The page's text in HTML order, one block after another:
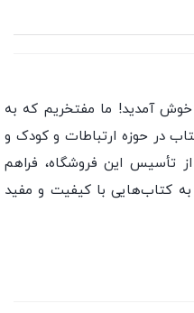
آمدید! ما مفتخریم که به
در حوزه ارتباطات و کودک و
تأسیس این فروشگاه، فراهم
کتاب‌هایی با کیفیت و مفید